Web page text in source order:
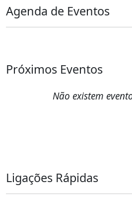
Agenda de Eventos
Próximos Eventos
Não existem
Ligações Rápidas